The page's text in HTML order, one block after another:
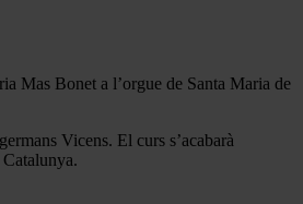
Mas Bonet a l’orgue de Santa Maria de
Vicens. El curs s’acabarà